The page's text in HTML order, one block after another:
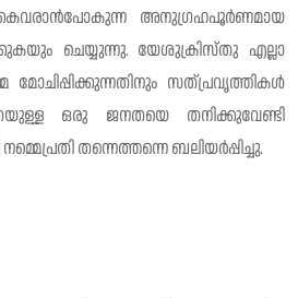
അനുഗ്രഹപൂർണമായ
ചെയ്യുന്നു. യേശുക്രിസ്‌തു എല്ലാ
മോചിപ്പിക്കുന്നതിനും സത്പ്രവൃത്തികൾ
ഒരു ജനതയെ തനിക്കുവേണ്ടി
തന്നെത്തന്നെ ബലിയർപ്പിച്ചു.